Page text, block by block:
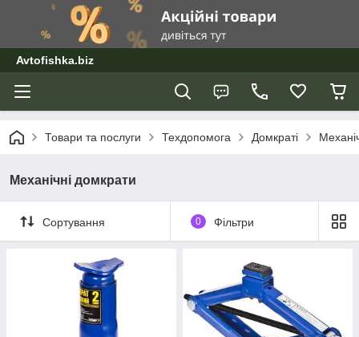
Avtofishka.biz
Товари та послуги Техдопомога Домкраті
Механічні домкрати
Сортування 0 Фільтри